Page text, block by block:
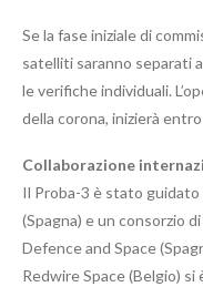
Se la fase iniziale di
satelliti saranno separati
le verifiche individuali.
della corona, inizierà
Collaborazione
Il Proba-3 è stato guidato
(Spagna) e un consorzio
Defence and Space
Redwire Space (Belgio) si